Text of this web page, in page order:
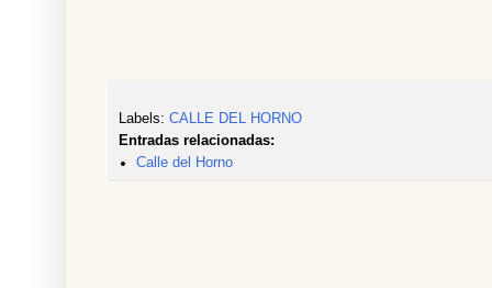
Labels: CALLE DEL HORNO
Entradas relacionadas:
Calle del Horno